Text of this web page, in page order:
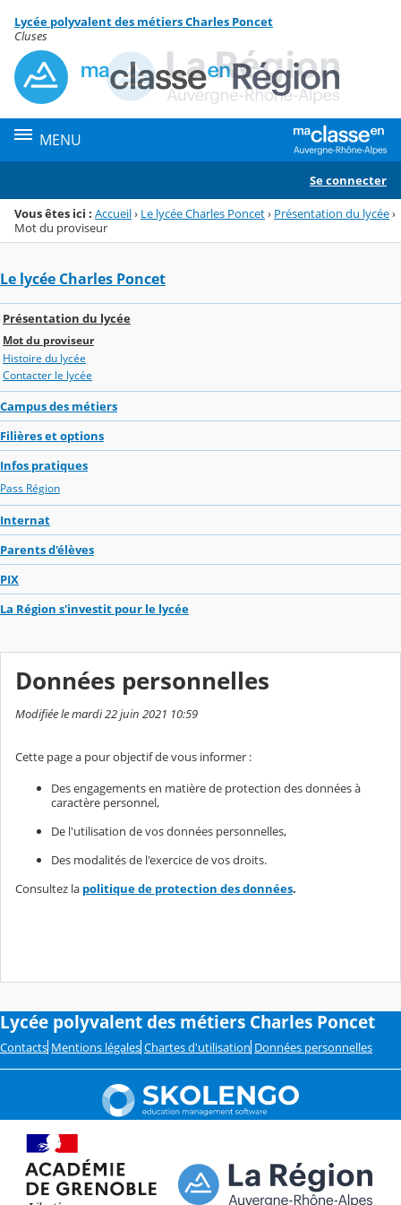
Menu de la rubrique
Contenu
Lycée polyvalent des métiers Charles Poncet
Cluses
MENU
Se connecter
Vous êtes ici : Accueil› Le lycée Charles Poncet› Présentation du lycée›
Mot du proviseur
Le lycée Charles Poncet
Présentation du lycée
Mot du proviseur
Histoire du lycée
Contacter le lycée
Campus des métiers
Filières et options
Infos pratiques
Pass Région
Internat
Parents d'élèves
PIX
La Région s'investit pour le lycée
Données personnelles
Modifiée le mardi 22 juin 2021 10:59
Cette page a pour objectif de vous informer :
Des engagements en matière de protection des données à
caractère personnel,
De l'utilisation de vos données personnelles,
Des modalités de l'exercice de vos droits.
Consultez la politique de protection des données.
Lycée polyvalent des métiers Charles Poncet
Contacts Mentions légales Chartes d'utilisation Données personnelles